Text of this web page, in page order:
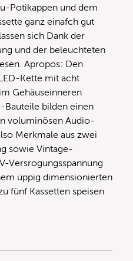
Potikappen und dem
ganz einafch gut
sich Dank der
und der beleuchteten
Apropos: Den
Kette mit acht
Gehäuseinneren
Bauteile bilden einen
voluminösen Audio-
Merkmale aus zwei
sowie Vintage-
Versrogungsspannung
üppig dimensionierten
fünf Kassetten speisen